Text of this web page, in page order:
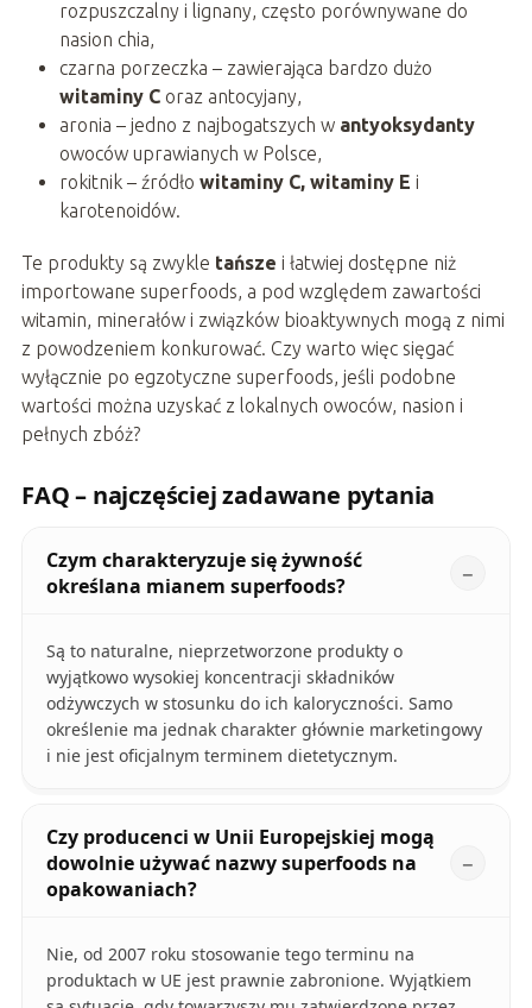
rozpuszczalny i lignany, często porównywane do
nasion chia,
czarna porzeczka – zawierająca bardzo dużo
witaminy Coraz antocyjany,
aronia – jedno z najbogatszych w antyoksydanty
owoców uprawianych w Polsce,
rokitnik – źródło witaminy C, witaminy E i
karotenoidów.
Te produkty są zwykle tańsze i łatwiej dostępne niż
importowane superfoods, a pod względem zawartości
witamin, minerałów i związków bioaktywnych mogą z nimi
z powodzeniem konkurować. Czy warto więc sięgać
wyłącznie po egzotyczne superfoods, jeśli podobne
wartości można uzyskać z lokalnych owoców, nasion i
pełnych zbóż?
FAQ – najczęściej zadawane pytania
Czym charakteryzuje się żywność
określana mianem superfoods?
Są to naturalne, nieprzetworzone produkty o
wyjątkowo wysokiej koncentracji składników
odżywczych w stosunku do ich kaloryczności. Samo
określenie ma jednak charakter głównie marketingowy
i nie jest oficjalnym terminem dietetycznym.
Czy producenci w Unii Europejskiej mogą
dowolnie używać nazwy superfoods na
opakowaniach?
Nie, od 2007 roku stosowanie tego terminu na
produktach w UE jest prawnie zabronione. Wyjątkiem